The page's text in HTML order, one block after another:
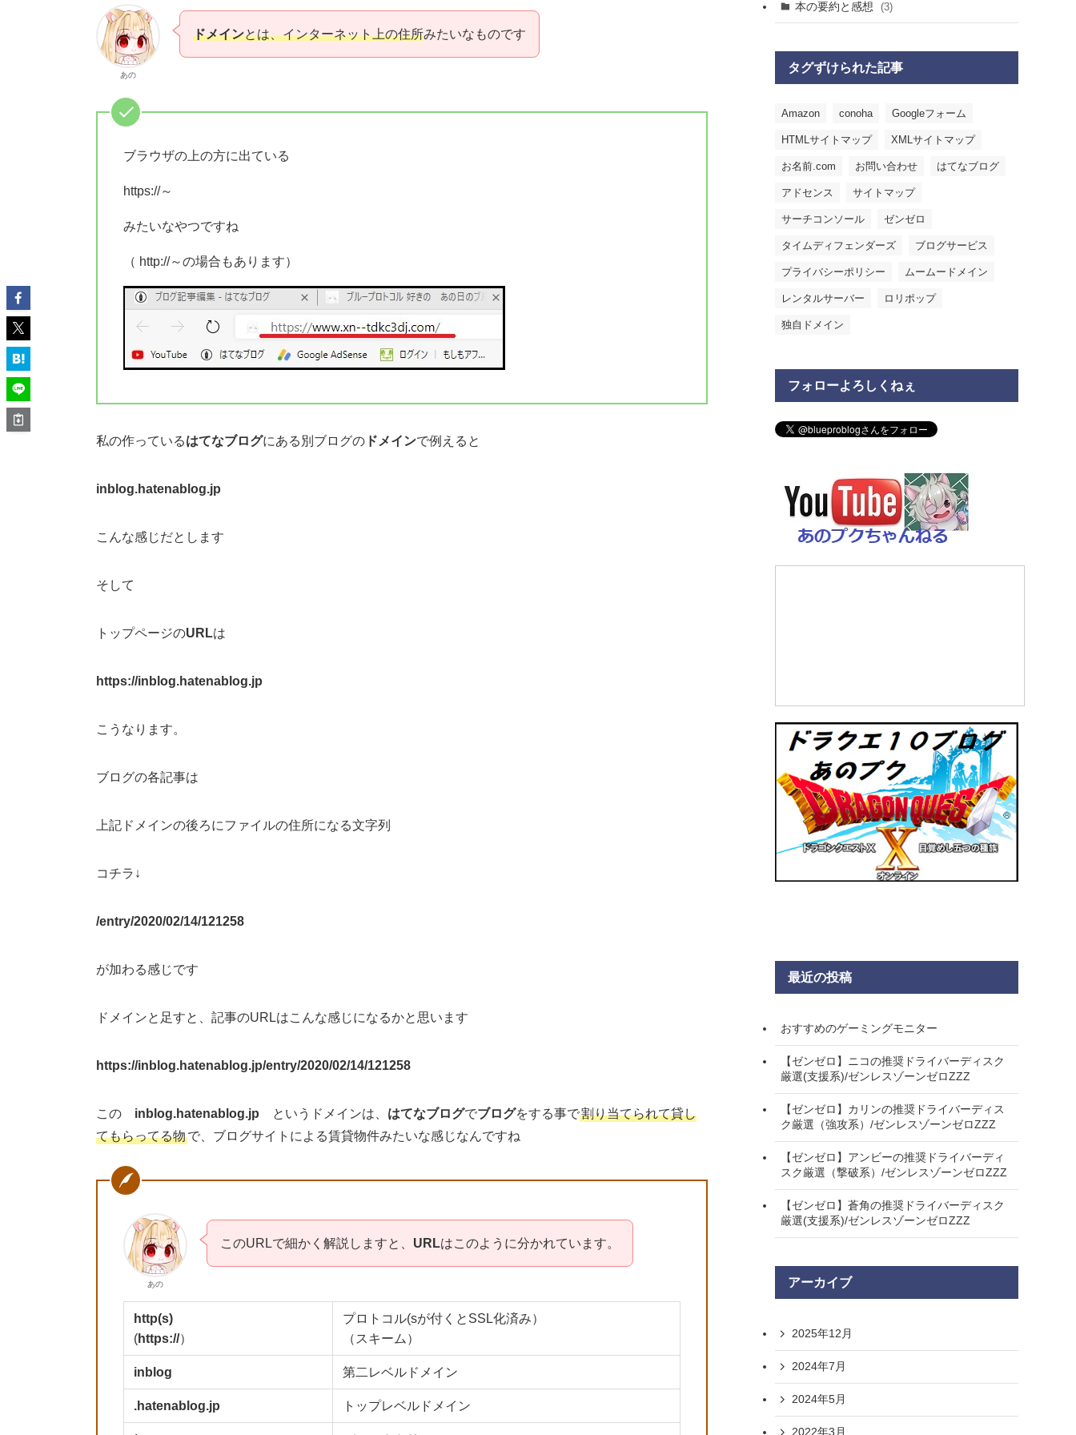
あの
ドメインとは、インターネット上の住所みたいなものです
ブラウザの上の方に出ている
https://～
みたいなやつですね
（ http://～の場合もあります）
私の作っているはてなブログにある別ブログの ドメインで例えると
inblog.hatenablog.jp
こんな感じだとします
そして
トップページのURLは
https://inblog.hatenablog.jp
こうなります。
ブログの各記事は
上記ドメインの後ろにファイルの住所になる文字列
コチラ↓
/entry/2020/02/14/121258
が加わる感じです
ドメインと足すと、記事のURLはこんな感じになるかと思います
https://inblog.hatenablog.jp/entry/2020/02/14/121258
この inblog.hatenablog.jp というドメインは、 はてなブログでブログをする事で割り当てられて貸し
てもらってる物で、ブログサイトによる賃貸物件みたいな感じなんですね
あの
このURLで細かく解説しますと、 URLはこのように分かれています。
http(s)
(https://）
プロトコル(sが付くとSSL化済み）
（スキーム）
inblog 第二レベルドメイン
.hatenablog.jp トップレベルドメイン
本の要約と感想 (3)
タグずけられた記事
Amazon conoha Googleフォーム
HTMLサイトマップ XMLサイトマップ
お名前.com お問い合わせ はてなブログ
アドセンス サイトマップ
サーチコンソール ゼンゼロ
タイムディフェンダーズ ブログサービス
プライバシーポリシー ムームードメイン
レンタルサーバー ロリポップ
独自ドメイン
フォローよろしくねぇ
最近の投稿
おすすめのゲーミングモニター
【ゼンゼロ】ニコの推奨ドライバーディスク
厳選(支援系)/ゼンレスゾーンゼロZZZ
【ゼンゼロ】カリンの推奨ドライバーディス
ク厳選（強攻系）/ゼンレスゾーンゼロZZZ
【ゼンゼロ】アンビーの推奨ドライバーディ
スク厳選（撃破系）/ゼンレスゾーンゼロZZZ
【ゼンゼロ】蒼角の推奨ドライバーディスク
厳選(支援系)/ゼンレスゾーンゼロZZZ
アーカイブ
2025年12月
2024年7月
2024年5月
2022年3月